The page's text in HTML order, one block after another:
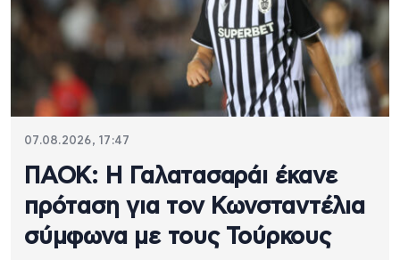
07.08.2026, 17:47
ΠΑΟΚ: Η Γαλατασαράι έκανε
πρόταση για τον Κωνσταντέλια
σύμφωνα με τους Τούρκους